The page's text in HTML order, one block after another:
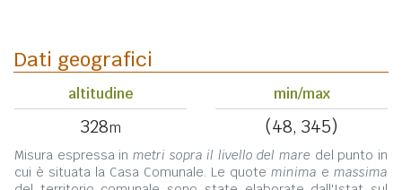
Dati geografici
altitudine
328m
min/max
(48, 345)
Misura espressa in metri sopra il livello del mare del punto in
cui è situata la Casa Comunale. Le quote minima e massima